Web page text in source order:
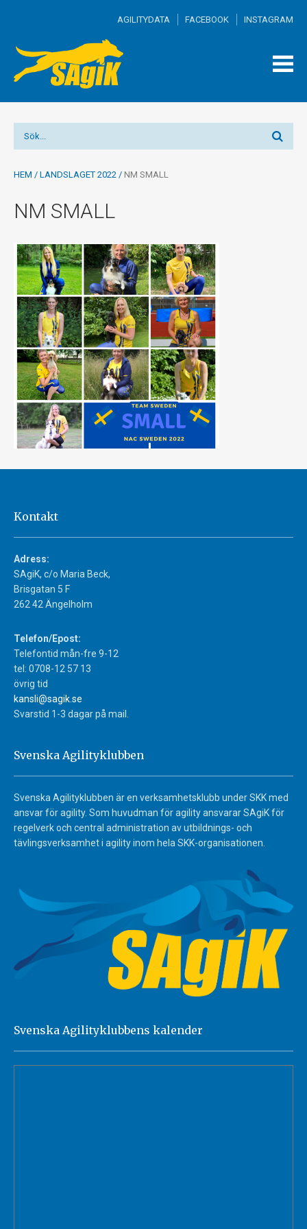
AGILITYDATA FACEBOOK INSTAGRAM
HEM / LANDSLAGET 2022 / NM SMALL
NM SMALL
Kontakt
Adress:
SAgiK, c/o Maria Beck,
Brisgatan 5 F
262 42 Ängelholm
Telefon/Epost:
Telefontid mån-fre 9-12
tel: 0708-12 57 13
övrig tid
kansli@sagik.se
Svarstid 1-3 dagar på mail.
Svenska Agilityklubben
Svenska Agilityklubben är en verksamhetsklubb under SKK med
ansvar för agility. Som huvudman för agility ansvarar SAgiK för
regelverk och central administration av utbildnings- och
tävlingsverksamhet i agility inom hela SKK-organisationen.
Svenska Agilityklubbens kalender